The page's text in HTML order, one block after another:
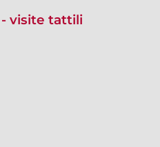
visite tattili